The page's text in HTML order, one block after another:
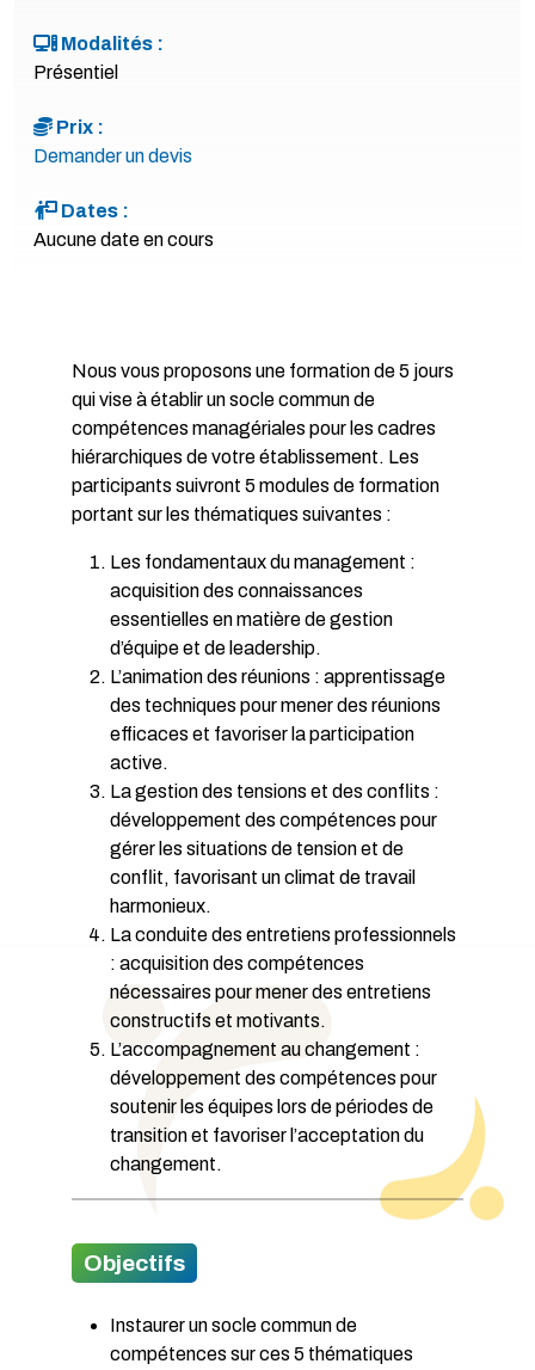
Modalités :
Présentiel
Prix :
Demander un devis
Dates :
Aucune date en cours
Nous vous proposons une formation de 5 jours
qui vise à établir un socle commun de
compétences managériales pour les cadres
hiérarchiques de votre établissement. Les
participants suivront 5 modules de formation
portant sur les thématiques suivantes :
Les fondamentaux du management :
acquisition des connaissances
essentielles en matière de gestion
d’équipe et de leadership.
L’animation des réunions : apprentissage
des techniques pour mener des réunions
efficaces et favoriser la participation
active.
La gestion des tensions et des conflits :
développement des compétences pour
gérer les situations de tension et de
conflit, favorisant un climat de travail
harmonieux.
La conduite des entretiens professionnels
: acquisition des compétences
nécessaires pour mener des entretiens
constructifs et motivants.
L’accompagnement au changement :
développement des compétences pour
soutenir les équipes lors de périodes de
transition et favoriser l’acceptation du
changement.
Objectifs
Instaurer un socle commun de
compétences sur ces 5 thématiques